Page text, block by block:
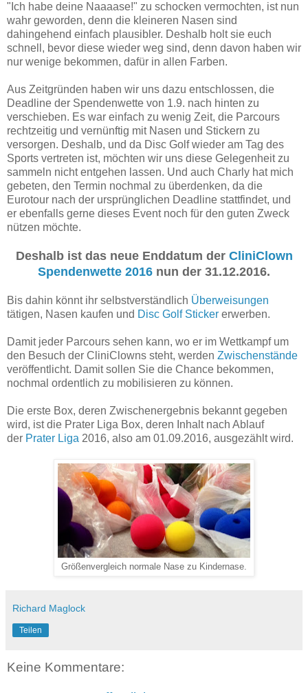
"Ich habe deine Naaaase!" zu schocken vermochten, ist nun
wahr geworden, denn die kleineren Nasen sind
dahingehend einfach plausibler. Deshalb holt sie euch
schnell, bevor diese wieder weg sind, denn davon haben wir
nur wenige bekommen, dafür in allen Farben.
Aus Zeitgründen haben wir uns dazu entschlossen, die
Deadline der Spendenwette von 1.9. nach hinten zu
verschieben. Es war einfach zu wenig Zeit, die Parcours
rechtzeitig und vernünftig mit Nasen und Stickern zu
versorgen. Deshalb, und da Disc Golf wieder am Tag des
Sports vertreten ist, möchten wir uns diese Gelegenheit zu
sammeln nicht entgehen lassen. Und auch Charly hat mich
gebeten, den Termin nochmal zu überdenken, da die
Eurotour nach der ursprünglichen Deadline stattfindet, und
er ebenfalls gerne dieses Event noch für den guten Zweck
nützen möchte.
Deshalb ist das neue Enddatum der CliniClown
Spendenwette 2016 nun der 31.12.2016.
Bis dahin könnt ihr selbstverständlich Überweisungen
tätigen, Nasen kaufen und Disc Golf Sticker erwerben.
Damit jeder Parcours sehen kann, wo er im Wettkampf um
den Besuch der CliniClowns steht, werden Zwischenstände
veröffentlicht. Damit sollen Sie die Chance bekommen,
nochmal ordentlich zu mobilisieren zu können.
Die erste Box, deren Zwischenergebnis bekannt gegeben
wird, ist die Prater Liga Box, deren Inhalt nach Ablauf
der Prater Liga 2016, also am 01.09.2016, ausgezählt wird.
Größenvergleich normale Nase zu Kindernase.
Richard Maglock
Teilen
Keine Kommentare: